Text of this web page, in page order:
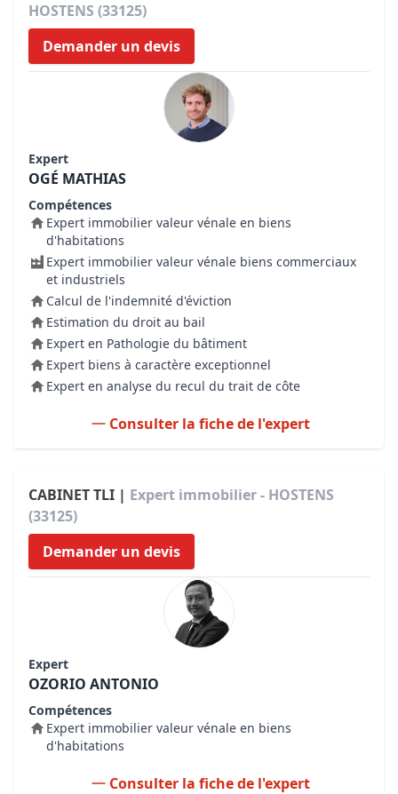
HOSTENS (33125)
Demander un devis
Expert
OGÉ MATHIAS
Compétences
Expert immobilier valeur vénale en biens
d'habitations
Expert immobilier valeur vénale biens commerciaux
et industriels
Calcul de l'indemnité d'éviction
Estimation du droit au bail
Expert en Pathologie du bâtiment
Expert biens à caractère exceptionnel
Expert en analyse du recul du trait de côte
Consulter la fiche de l'expert
CABINET TLI | Expert immobilier - HOSTENS
(33125)
Demander un devis
Expert
OZORIO ANTONIO
Compétences
Expert immobilier valeur vénale en biens
d'habitations
Consulter la fiche de l'expert